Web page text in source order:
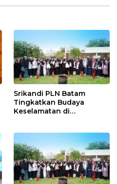
Srikandi PLN Batam
Tingkatkan Budaya
Keselamatan di